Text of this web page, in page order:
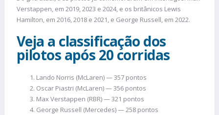
Verstappen, em 2019, 2023 e 2024, e os britânicos Lewis
Hamilton, em 2016, 2018 e 2021, e George Russell, em 2022.
Veja a classificação dos
pilotos após 20 corridas
Lando Norris (McLaren) — 357 pontos
Oscar Piastri (McLaren) — 356 pontos
Max Verstappen (RBR) — 321 pontos
George Russell (Mercedes) — 258 pontos